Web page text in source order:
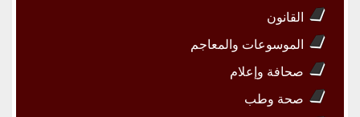
القانون
الموسوعات والمعاجم
صحافة وإعلام
صحة وطب